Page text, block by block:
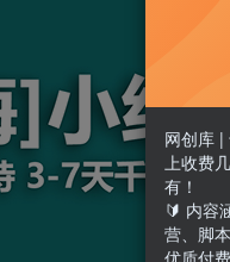
网创库 |
上收费
有！
🔰 内容
营、脚
优质付